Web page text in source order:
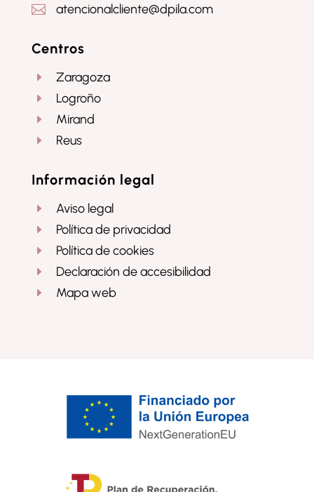
 atencionalcliente@dpila.com
Centros
E Zaragoza
E Logroño
E Mirand
E Reus
Información legal
E Aviso legal
E Política de privacidad
E Política de cookies
E Declaración de accesibilidad
E Mapa web